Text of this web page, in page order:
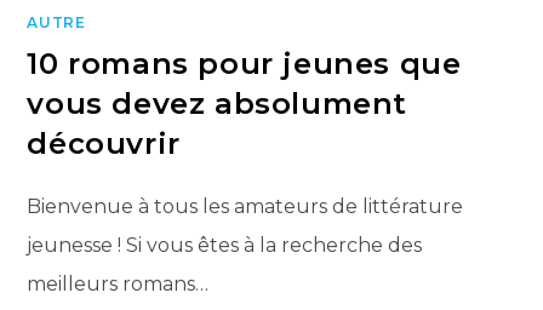
AUTRE
10 romans pour jeunes que
vous devez absolument
découvrir
Bienvenue à tous les amateurs de littérature
jeunesse ! Si vous êtes à la recherche des
meilleurs romans…